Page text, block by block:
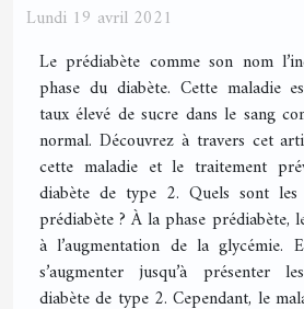
Lundi 19 avril 2021
Le prédiabète comme son nom
phase du diabète. Cette maladie
taux élevé de sucre dans le sang
normal. Découvrez à travers cet
cette maladie et le traitement
diabète de type 2. Quels sont
prédiabète ? À la phase prédiabète,
à l’augmentation de la glycémie.
s’augmenter jusqu’à présenter
diabète de type 2. Cependant, le